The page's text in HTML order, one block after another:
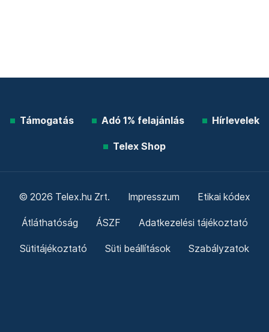
Támogatás Adó 1% felajánlás Hírlevelek
Telex Shop
© 2026 Telex.hu Zrt. Impresszum Etikai kódex
Átláthatóság ÁSZF Adatkezelési tájékoztató
Sütitájékoztató Süti beállítások Szabályzatok